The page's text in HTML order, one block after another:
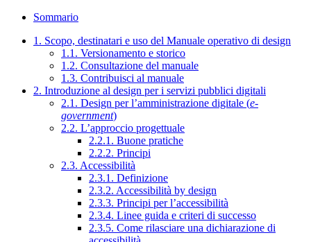
Sommario
1. Scopo, destinatari e uso del Manuale operativo di design
1.1. Versionamento e storico
1.2. Consultazione del manuale
1.3. Contribuisci al manuale
2. Introduzione al design per i servizi pubblici digitali
2.1. Design per l’amministrazione digitale (e-
government)
2.2. L’approccio progettuale
2.2.1. Buone pratiche
2.2.2. Principi
2.3. Accessibilità
2.3.1. Definizione
2.3.2. Accessibilità by design
2.3.3. Principi per l’accessibilità
2.3.4. Linee guida e criteri di successo
2.3.5. Come rilasciare una dichiarazione di